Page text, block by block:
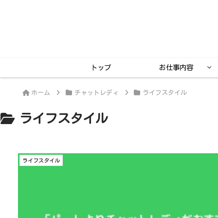
トップ お仕事内容
ホーム チャットレディ ライフスタイル
ライフスタイル
ライフスタイル